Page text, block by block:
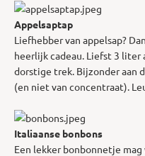
Appelsaptap
Liefhebber van appelsap?
heerlijk cadeau. Liefst 3 liter
dorstige trek. Bijzonder aan
(en niet van concentraat).
Italiaanse bonbons
Een lekker bonbonnetje